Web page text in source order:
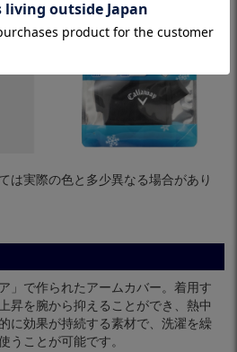
は実際の色と多少異なる場合があり
」で作られたアームカバー。着用す
昇を腕から抑えることができ、熱中
に効果が持続する素材で、洗濯を繰
うことが可能です。